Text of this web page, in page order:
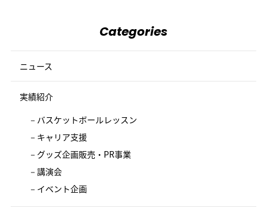
Categories
ニュース
実績紹介
バスケットボールレッスン
キャリア支援
グッズ企画販売・PR事業
講演会
イベント企画